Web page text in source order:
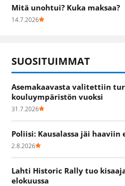
Mitä unohtui? Kuka maksaa?
14.7.2026
SUOSITUIMMAT
Asemakaavasta valitettiin
kouluympäristön vuoksi
31.7.2026
Poliisi: Kausalassa jäi
2.8.2026
Lahti Historic Rally tuo
elokuussa